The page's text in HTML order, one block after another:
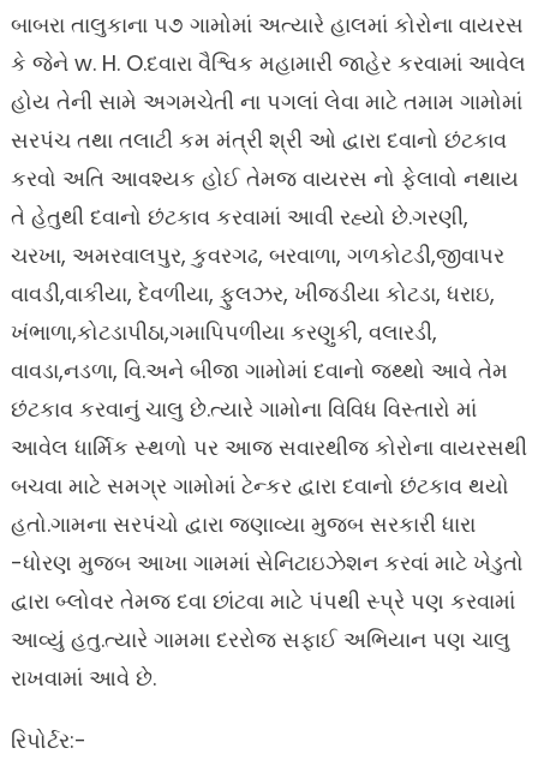
બાબરા તાલુકાના ૫૭ ગામોમાં અત્યારે હાલમાં કોરોના વાયરસ
કે જેને w. H. O.દવારા વૈશ્વિક મહામારી જાહેર કરવામાં આવેલ
હોય તેની સામે અગમચેતી ના પગલાં લેવા માટે તમામ ગામોમાં
સરપંચ તથા તલાટી કમ મંત્રી શ્રી ઓ દ્વારા દવાનો છંટકાવ
કરવો અતિ આવશ્યક હોઈ તેમજ વાયરસ નો ફેલાવો નથાય
તે હેતુથી દવાનો છંટકાવ કરવામાં આવી રહ્યો છે.ગરણી,
ચરખા, અમરવાલપુર, કુવરગઢ, બરવાળા, ગળકોટડી,જીવાપર
વાવડી,વાકીયા, દેવળીયા, ફુલઝર, ખીજડીયા કોટડા, ધરાઇ,
ખંભાળા,કોટડાપીઠા,ગમાપિપળીયા કરણુકી, વલારડી,
વાવડા,નડળા, વિ.અને બીજા ગામોમાં દવાનો જથ્થો આવે તેમ
છંટકાવ કરવાનું ચાલુ છે.ત્યારે ગામોના વિવિધ વિસ્તારો માં
આવેલ ધાર્મિક સ્થળો પર આજ સવારથીજ કોરોના વાયરસથી
બચવા માટે સમગ્ર ગામોમાં ટેન્કર દ્વારા દવાનો છંટકાવ થયો
હતો.ગામના સરપંચો દ્વારા જણાવ્યા મુજબ સરકારી ધારા
-ધોરણ મુજબ આખા ગામમાં સેનિટાઇઝેશન કરવાં માટે ખેડુતો
દ્વારા બ્લોવર તેમજ દવા છાંટવા માટે પંપથી સ્પ્રે પણ કરવામાં
આવ્યું હતુ.ત્યારે ગામમા દરરોજ સફાઈ અભિયાન પણ ચાલુ
રાખવામાં આવે છે.
રિપોર્ટર:-